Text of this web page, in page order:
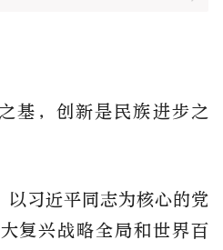
基，创新是民族进步之
以习近平同志为核心的党
复兴战略全局和世界百